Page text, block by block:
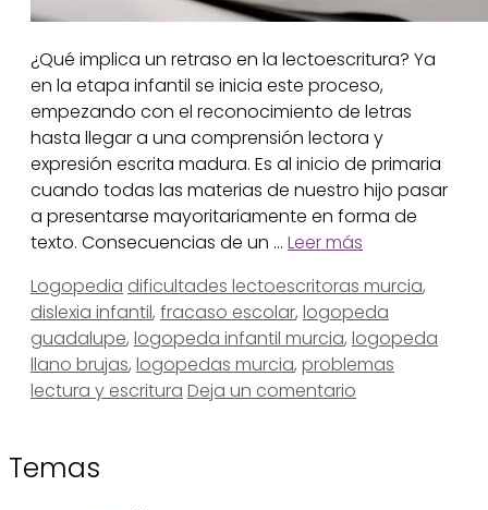
¿Qué implica un retraso en la lectoescritura? Ya
en la etapa infantil se inicia este proceso,
empezando con el reconocimiento de letras
hasta llegar a una comprensión lectora y
expresión escrita madura. Es al inicio de primaria
cuando todas las materias de nuestro hijo pasar
a presentarse mayoritariamente en forma de
texto. Consecuencias de un … Leer más
Categorías
Logopedia Etiquetas
dificultades lectoescritoras murcia,
dislexia infantil, fracaso escolar, logopeda
guadalupe, logopeda infantil murcia, logopeda
llano brujas, logopedas murcia, problemas
lectura y escritura Deja un comentario
Temas